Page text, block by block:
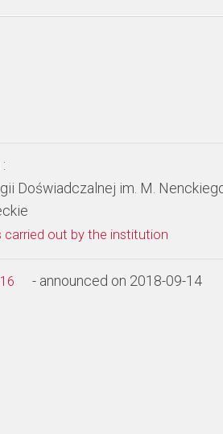
:
Doświadczalnej im. M.
carried out by the institution
- announced on 2018-09-14